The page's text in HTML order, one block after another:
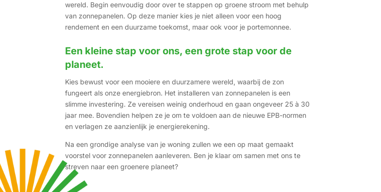
wereld. Begin eenvoudig door over te stappen op groene stroom met behulp
van zonnepanelen. Op deze manier kies je niet alleen voor een hoog
rendement en een duurzame toekomst, maar ook voor je portemonnee.
Een kleine stap voor ons, een grote stap voor de
planeet.
Kies bewust voor een mooiere en duurzamere wereld, waarbij de zon
fungeert als onze energiebron. Het installeren van zonnepanelen is een
slimme investering. Ze vereisen weinig onderhoud en gaan ongeveer 25 à 30
jaar mee. Bovendien helpen ze je om te voldoen aan de nieuwe EPB-normen
en verlagen ze aanzienlijk je energierekening.
Na een grondige analyse van je woning zullen we een op maat gemaakt
voorstel voor zonnepanelen aanleveren. Ben je klaar om samen met ons te
streven naar een groenere planeet?